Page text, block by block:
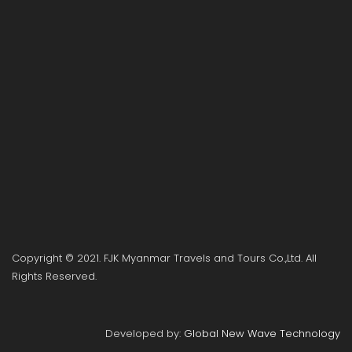
Copyright © 2021. FJK Myanmar Travels and Tours Co.,Ltd. All
Rights Reserved.
Developed by: Global New Wave Technology